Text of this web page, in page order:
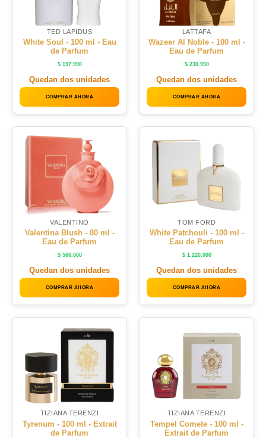
TED LAPIDUS
White Soul - 100 ml - Eau
de Parfum
$197.990
Quedan dos unidades
COMPRAR AHORA
LATTAFA
Wazeer Al Noble - 100 ml -
Eau de Parfum
$230.990
Quedan dos unidades
COMPRAR AHORA
VALENTINO
Valentina Blush - 80 ml -
Eau de Parfum
$566.000
Quedan dos unidades
COMPRAR AHORA
TOM FORD
White Patchouli - 100 ml -
Eau de Parfum
$1.220.000
Quedan dos unidades
COMPRAR AHORA
TIZIANA TERENZI
Tyrenum - 100 ml - Extrait
de Parfum
TIZIANA TERENZI
Tempel Comete - 100 ml -
Extrait de Parfum